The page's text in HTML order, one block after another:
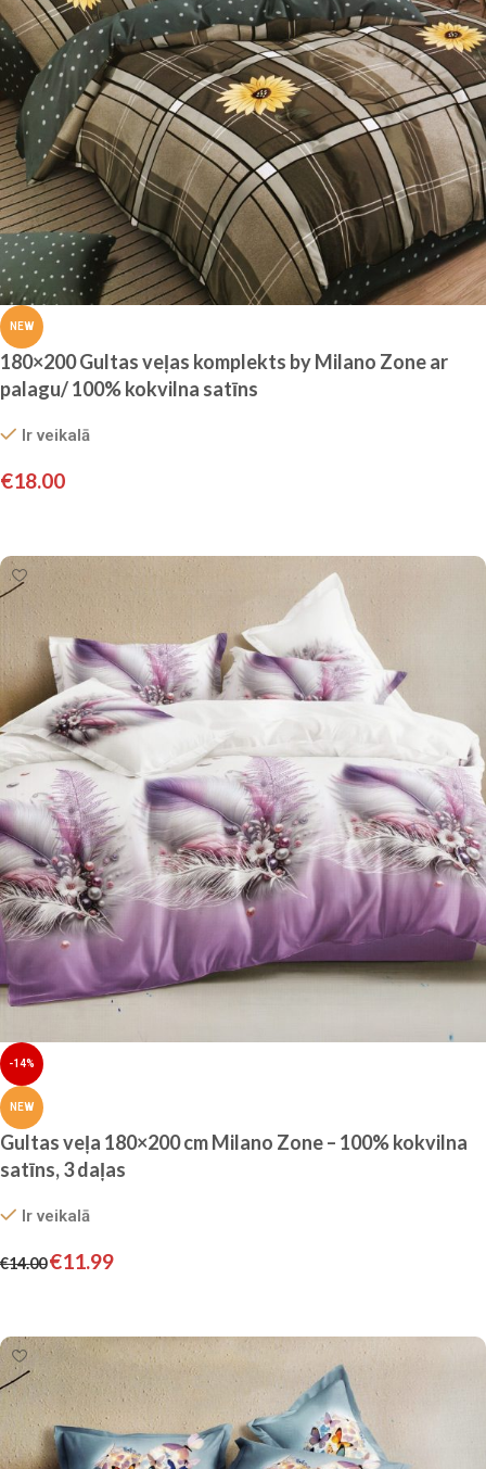
NEW
180×200 Gultas veļas komplekts by Milano Zone ar
palagu/ 100% kokvilna satīns
Ir veikalā
€18.00
-14%
NEW
Gultas veļa 180×200 cm Milano Zone – 100% kokvilna
satīns, 3 daļas
Ir veikalā
€14.00€11.99